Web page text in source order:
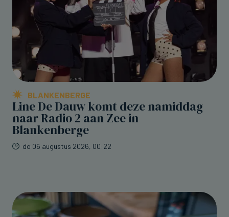
BLANKENBERGE
Line De Dauw komt deze namiddag
naar Radio 2 aan Zee in
Blankenberge
do 06 augustus 2026, 00:22